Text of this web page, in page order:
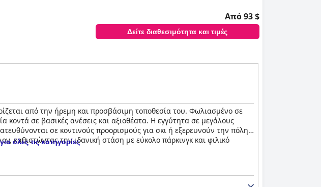
Από 93 $
Δείτε διαθεσιμότητα και τιμές
από την ήρεμη και προσβάσιμη τοποθεσία του. Φωλιασμένο σε
κοντά σε βασικές ανέσεις και αξιοθέατα. Η εγγύτητα σε μεγάλους
σε κοντινούς προορισμούς για σκι ή εξερευνούν την πόλη.
καθιστώντας την ιδανική στάση με εύκολο πάρκινγκ και φιλικό
με πρακτικές ανέσεις όπως ψυγεία, φούρνους μικροκυμάτων και
και η ευρύχωρη, οργανωμένη και κομψή διάταξη των δωματίων
όλες τις κατηγορίες